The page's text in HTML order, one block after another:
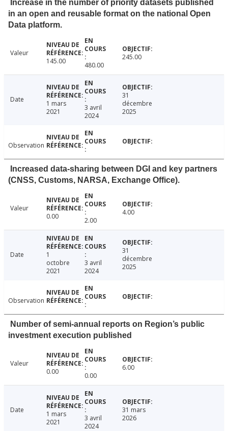
Increase in the number of priority datasets published
in an open and reusable format on the national Open
Data platform.
Valeur
145.00
480.00
245.00
Date
1 mars
2021
3 avril
2024
31
décembre
2025
Observation
Increased data-sharing between DGI and key partners
(CNSS, Customs, NARSA, Exchange Office).
Valeur
0.00
2.00
4.00
Date
1
octobre
2021
3 avril
2024
31
décembre
2025
Observation
Number of semi-annual reports on Region’s public
investment execution published
Valeur
0.00
0.00
6.00
Date
1 mars
2021
3 avril
2024
31 mars
2026